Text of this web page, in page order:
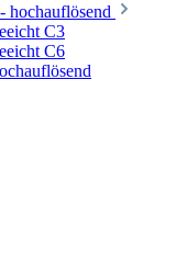
hochauflösend
C3
C6